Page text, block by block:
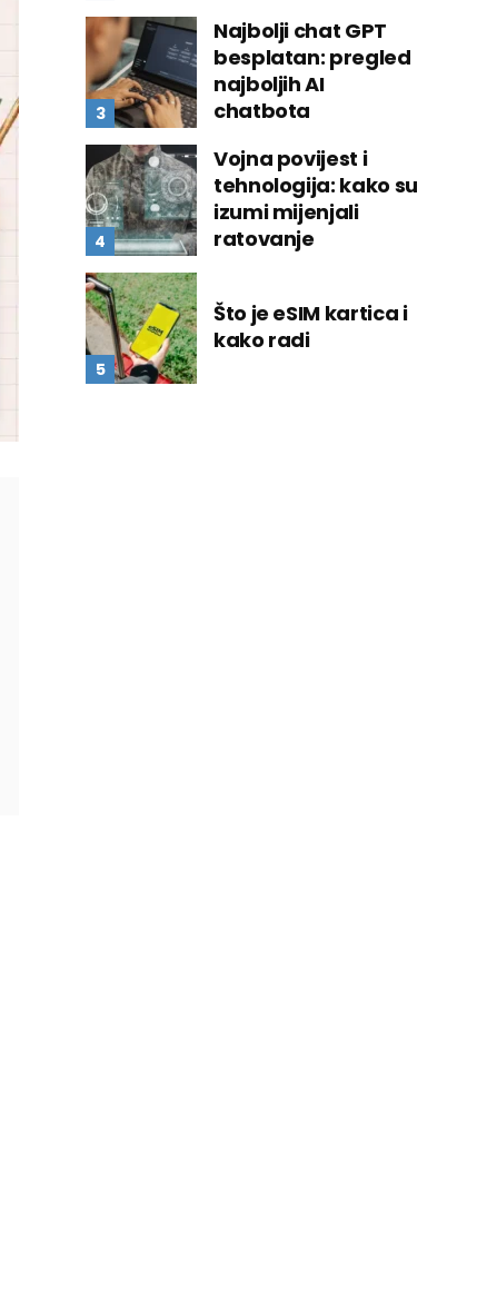
Najbolji chat GPT
besplatan: pregled
najboljih AI
chatbota
Vojna povijest i
tehnologija: kako su
izumi mijenjali
ratovanje
Što je eSIM kartica i
kako radi